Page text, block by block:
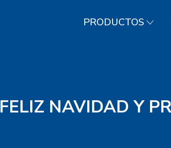
PRODUCTOS
FELIZ NAVIDAD Y